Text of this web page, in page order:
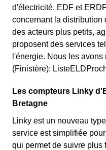
d'électricité. EDF et
concernant la distribution
des acteurs plus petits,
proposent des services
l'énergie. Nous les
(Finistère):
Les compteurs Linky
Bretagne
Linky est un nouveau
service est simplifiée
qui permet de suivre plus